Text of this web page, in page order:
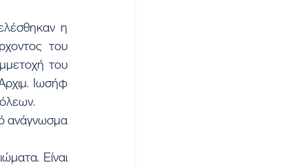
η
του
του
Ιωσήφ
ανάγνωσμα
Είναι